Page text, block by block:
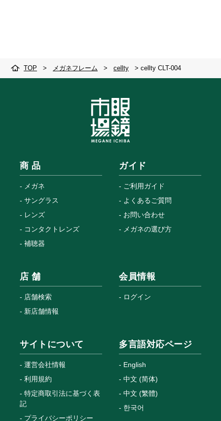
TOP > メガネフレーム > cellty > cellty CLT-004
商 品
メガネ
サングラス
レンズ
コンタクトレンズ
補聴器
ガイド
ご利用ガイド
よくあるご質問
お問い合わせ
メガネの選び方
店 舗
店舗検索
新店舗情報
会員情報
ログイン
サイトについて
運営会社情報
利用規約
特定商取引法に基づく表
記
プライバシーポリシー
多言語対応ページ
English
中文 (简体)
中文 (繁體)
한국어